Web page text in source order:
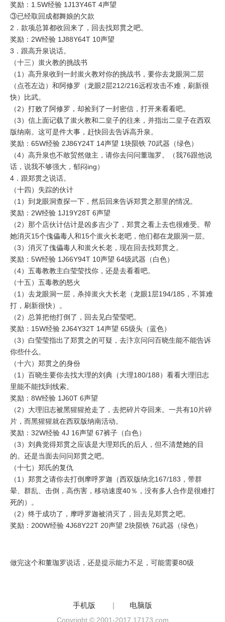
奖励：1.5W经验 1J13Y46T 4声望
③已经取回成都舞娘的欠款
2．款项总算都收回来了，回去找郑贯之吧。
奖励：2W经验 1J88Y64T 10声望
3．跟高升泉说话。
（十三）蚩火教的挑战书
（1）高升泉收到一封蚩火教对你的挑战书，要你去龙眼洞二层
（点苍左边）和阿修罗（龙眼2层212/216远程攻击不难，刷新很
快）比武。
（2）打败了阿修罗，却捡到了一封密信，打开来看看吧。
（3）信上面记载了蚩火教和二皇子的往来，并指出二皇子在西双
版纳南。这可是件大事，赶快回去告诉高升泉。
奖励：65W经验 2J86Y24T 14声望 1块陨铁 70武器（绿色）
（4）高升泉也不敢贸然做主，请你去问问董珈罗。（我76跟他说
话，说我不够强大，郁闷ing）
4．跟郑贯之说话。
（十四）失踪的伙计
（1）到龙眼洞查探一下，然后回来告诉郑贯之那里的情况。
奖励：2W经验 1J19Y28T 6声望
（2）那个店伙计估计是凶多吉少了，郑贯之看上去也很难受。帮
她消灭15个傀儡毒人和15个蚩火长老吧，他们都在龙眼洞一层。
（3）消灭了傀儡毒人和蚩火长老，现在回去找郑贯之。
奖励：5W经验 1J66Y94T 10声望 64级武器（白色）
（4）五毒教教主白莹莹找你，还是去看看吧。
（十五）五毒教的怒火
（1）去龙眼洞一层，杀掉蚩火大长老（龙眼1层194/185，不算难
打，刷新很快）。
（2）总算把他打倒了，回去见白莹莹吧。
奖励：15W经验 2J64Y32T 14声望 65级头（蓝色）
（3）白莹莹指出了郑贯之的可疑，去汴京问问百晓生能不能告诉
你些什么。
（十六）郑贯之的身份
（1）百晓生要你去找大理的刘典（大理180/188）看看大理旧志
里能不能找到线索。
奖励：8W经验 1J60T 6声望
（2）大理旧志被黑猩猩抢走了，去把碎片夺回来。一共有10片碎
片，而黑猩猩就在西双版纳南活动。
奖励：32W经验 4J 16声望 67裤子（白色）
（3）刘典觉得郑贯之应该是大理郑氏的后人，但不清楚她的目
的。还是当面去问问郑贯之吧。
（十七）郑氏的复仇
（1）郑贯之请你去打倒摩呼罗迦（西双版纳北167/183，带群
晕、群乱、击倒，高伤害，移动速度40％，没有多人合作是很难打
死的）。
（2）终于成功了，摩呼罗迦被消灭了，回去见郑贯之吧。
奖励：200W经验 4J68Y22T 20声望 2块陨铁 76武器（绿色）
做完这个和董珈罗说话，还是提示能力不足，可能需要80级
手机版 | 电脑版
Copyright © 2001-2017 17173.com